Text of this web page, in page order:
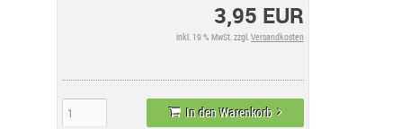
3,95 EUR
inkl. 19 % MwSt. zzgl.Versandkosten
In den Warenkorb